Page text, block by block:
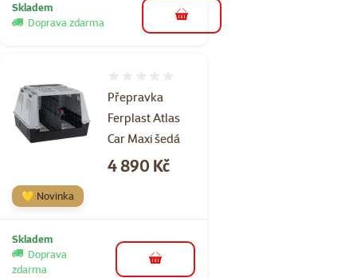
Skladem
Doprava zdarma
do košíku
Přepravka
Ferplast Atlas
Car Maxi šedá
Cena
4 890 Kč
💛 Novinka
Skladem
Doprava
zdarma
do košíku